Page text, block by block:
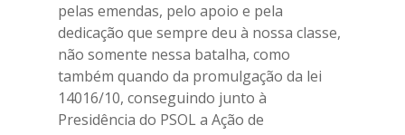
pelas emendas, pelo apoio e pela
dedicação que sempre deu à nossa classe,
não somente nessa batalha, como
também quando da promulgação da lei
14016/10, conseguindo junto à
Presidência do PSOL a Ação de